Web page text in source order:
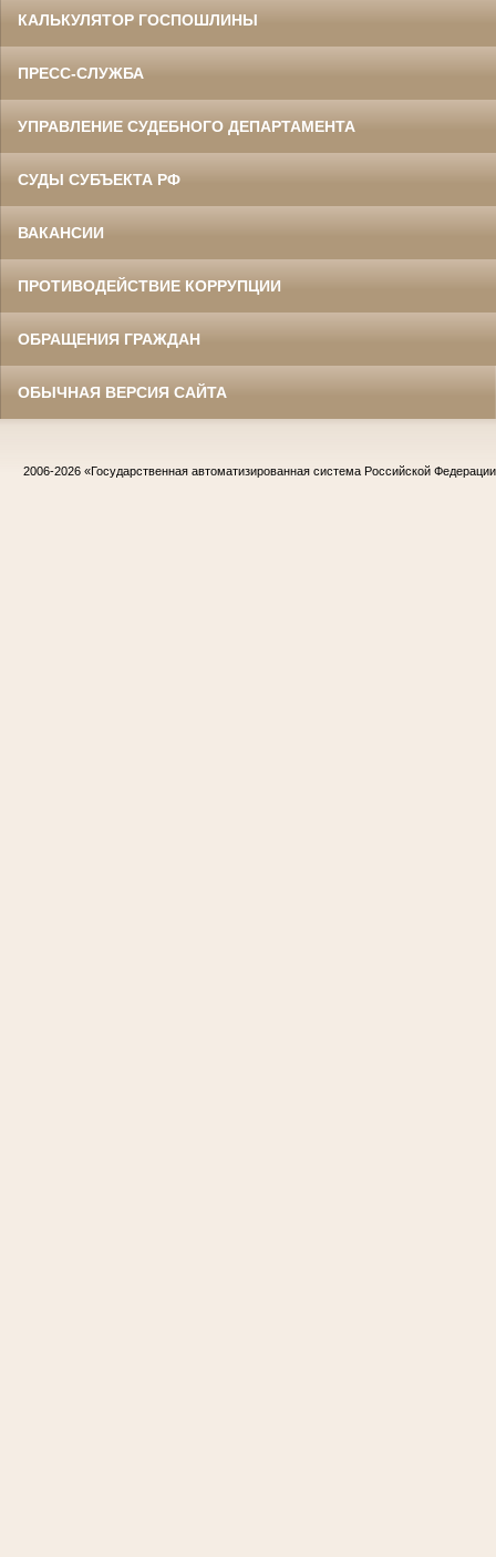
КАЛЬКУЛЯТОР ГОСПОШЛИНЫ
ПРЕСС-СЛУЖБА
УПРАВЛЕНИЕ СУДЕБНОГО ДЕПАРТАМЕНТА
СУДЫ СУБЪЕКТА РФ
ВАКАНСИИ
ПРОТИВОДЕЙСТВИЕ КОРРУПЦИИ
ОБРАЩЕНИЯ ГРАЖДАН
ОБЫЧНАЯ ВЕРСИЯ САЙТА
2006-2026 «Государственная автоматизированная система Российской